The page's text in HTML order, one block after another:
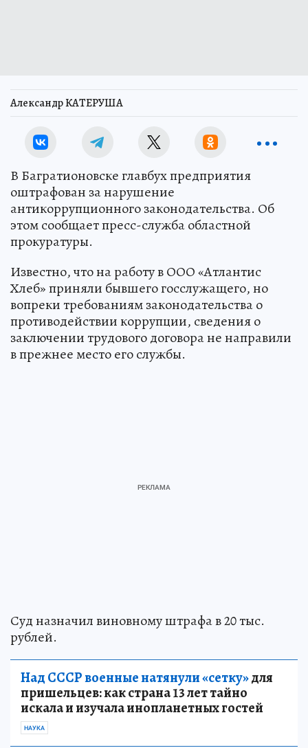
Александр КАТЕРУША
В Багратионовске главбух предприятия
оштрафован за нарушение
антикоррупционного законодательства. Об
этом сообщает пресс-служба областной
прокуратуры.
Известно, что на работу в ООО «Атлантис
Хлеб» приняли бывшего госслужащего, но
вопреки требованиям законодательства о
противодействии коррупции, сведения о
заключении трудового договора не направили
в прежнее место его службы.
Суд назначил виновному штрафа в 20 тыс.
рублей.
Над СССР военные натянули «сетку»для
пришельцев: как страна 13 лет тайно
искала и изучала инопланетных гостей
НАУКА